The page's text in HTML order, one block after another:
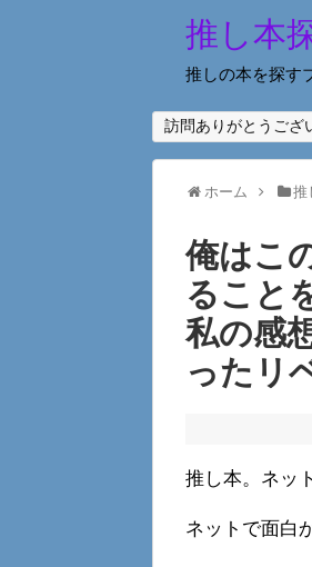
推し本
推しの本を探す
訪問ありがとうござ
ホーム 推
俺はこ
ること
私の感
ったリ
推し本。ネッ
ネットで面白